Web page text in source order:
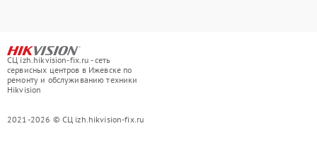
СЦ izh.hikvision-fix.ru - сеть
сервисных центров в Ижевске по
ремонту и обслуживанию техники
Hikvision
2021-2026 © СЦ izh.hikvision-fix.ru